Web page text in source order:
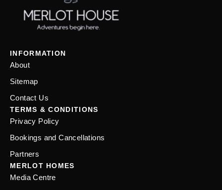
INFORMATION
About
Sitemap
Contact Us
TERMS & CONDITIONS
Privacy Policy
Bookings and Cancellations
Partners
MERLOT HOMES
Media Centre